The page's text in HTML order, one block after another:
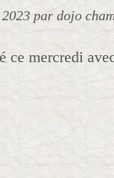
par dojo
ce mercredi